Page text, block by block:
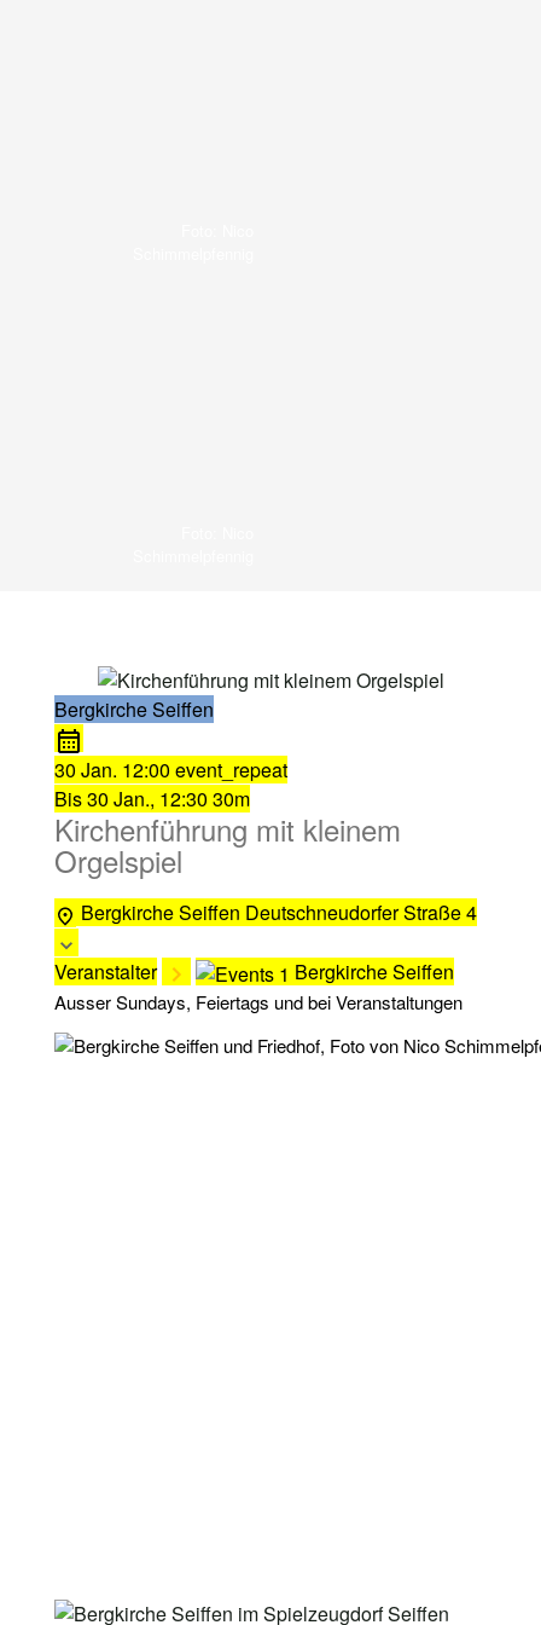
Bergkirche Seiffen
30 Jan. 12:00 event_repeat
Bis30 Jan., 12:30 30m
Kirchenführung mit kleinem
Orgelspiel
Bergkirche Seiffen Deutschneudorfer Straße 4
Veranstalter Bergkirche Seiffen
Ausser Sundays, Feiertags und bei Veranstaltungen